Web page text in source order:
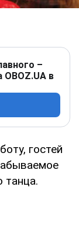
–
в
гостей
танца.